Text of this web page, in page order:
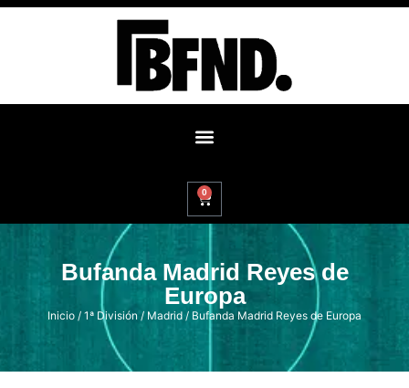
0
Bufanda Madrid Reyes de
Europa
Inicio / 1ª División / Madrid / Bufanda Madrid Reyes de Europa